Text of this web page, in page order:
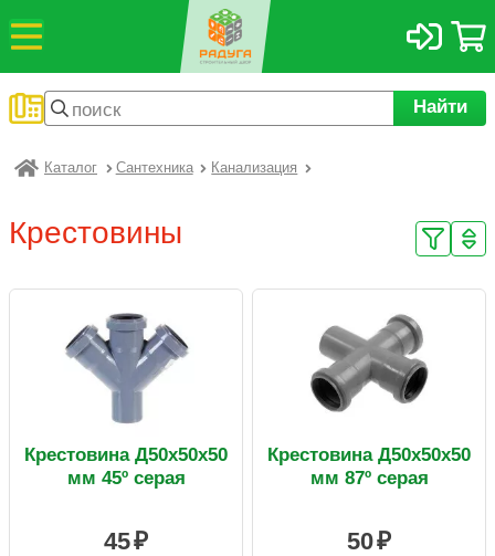
Найти
Каталог Сантехника Канализация
Крестовины
Крестовина Д50х50х50
мм 45º серая
45
Крестовина Д50х50х50
мм 87º серая
50